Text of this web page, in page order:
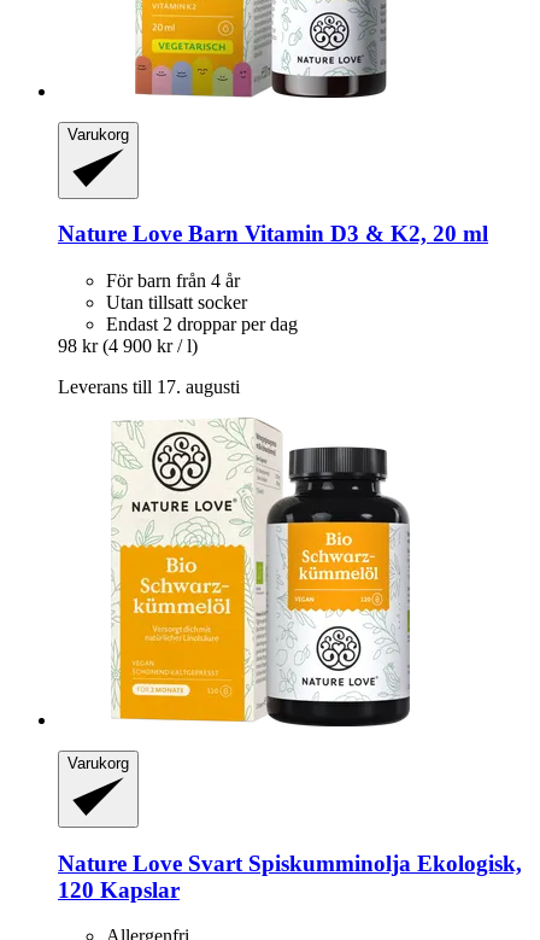
Varukorg
Nature Love Barn Vitamin D3 & K2, 20 ml
För barn från 4 år
Utan tillsatt socker
Endast 2 droppar per dag
98 kr (4 900 kr / l)
Leverans till 17. augusti
Varukorg
Nature Love Svart Spiskumminolja Ekologisk,
120 Kapslar